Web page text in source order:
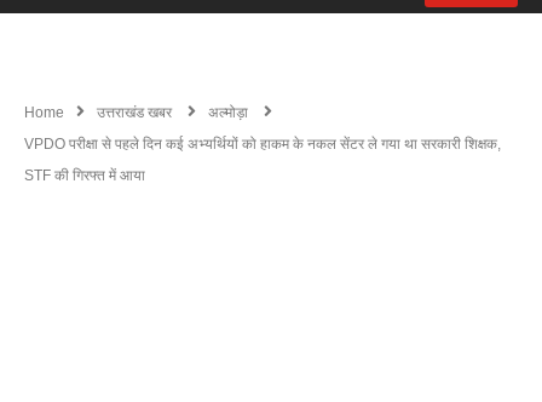
Home उत्तराखंड खबर
अल्मोड़ा
VPDO परीक्षा से पहले दिन कई अभ्यर्थियों को हाकम के नकल सेंटर ले गया था सरकारी शिक्षक,
STF की गिरफ्त में आया